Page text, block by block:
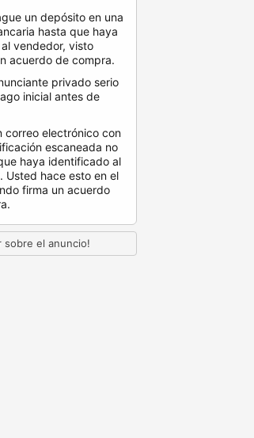
un depósito en una
hasta que haya
vendedor, visto
acuerdo de compra.
privado serio
inicial antes de
correo electrónico con
escaneada no
haya identificado al
Usted hace esto en el
firma un acuerdo
sobre el anuncio!